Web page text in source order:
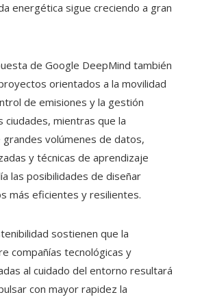
energética sigue creciendo a gran
de Google DeepMind también
orientados a la movilidad
de emisiones y la gestión
ciudades, mientras que la
grandes volúmenes de datos,
y técnicas de aprendizaje
las posibilidades de diseñar
más eficientes y resilientes.
sostienen que la
compañías tecnológicas y
al cuidado del entorno resultará
con mayor rapidez la